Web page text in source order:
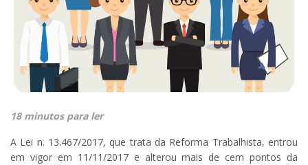
18 minutos para ler
A Lei n. 13.467/2017, que trata da Reforma Trabalhista, entrou
em vigor em 11/11/2017 e alterou mais de cem pontos da